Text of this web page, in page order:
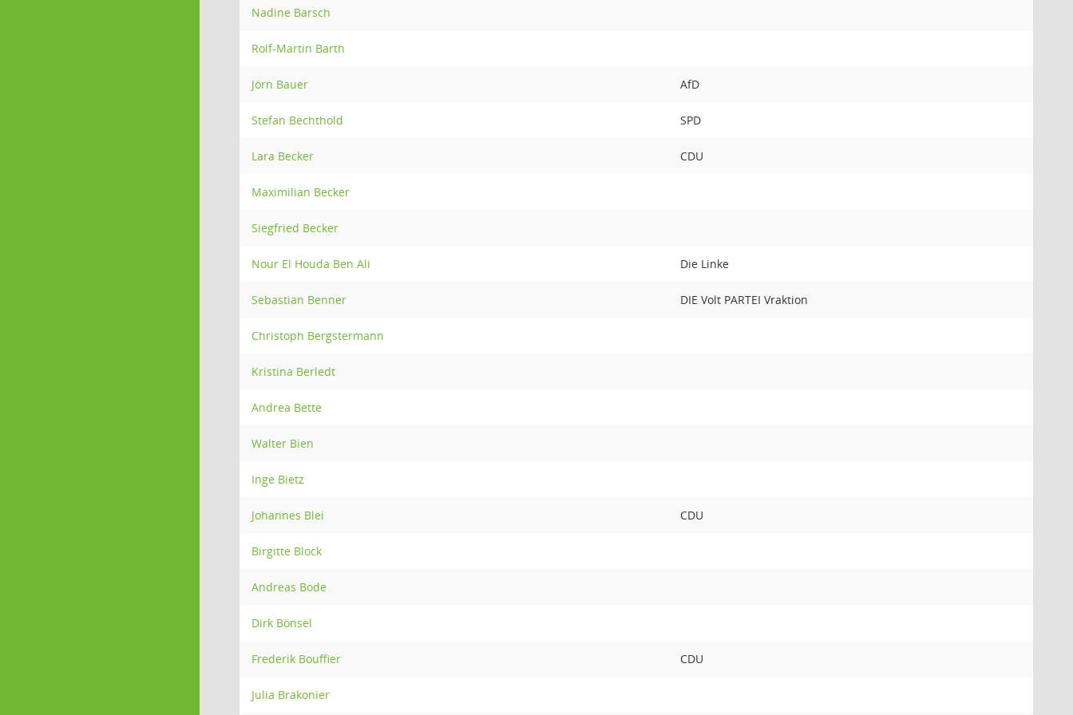
Nadine Barsch
Rolf-Martin Barth
Jörn Bauer AfD
Stefan Bechthold SPD
Lara Becker CDU
Maximilian Becker
Siegfried Becker
Nour El Houda Ben Ali Die Linke
Sebastian Benner DIE Volt PARTEI Vraktion
Christoph Bergstermann
Kristina Berledt
Andrea Bette
Walter Bien
Inge Bietz
Johannes Blei CDU
Birgitte Block
Andreas Bode
Dirk Bönsel
Frederik Bouffier CDU
Julia Brakonier